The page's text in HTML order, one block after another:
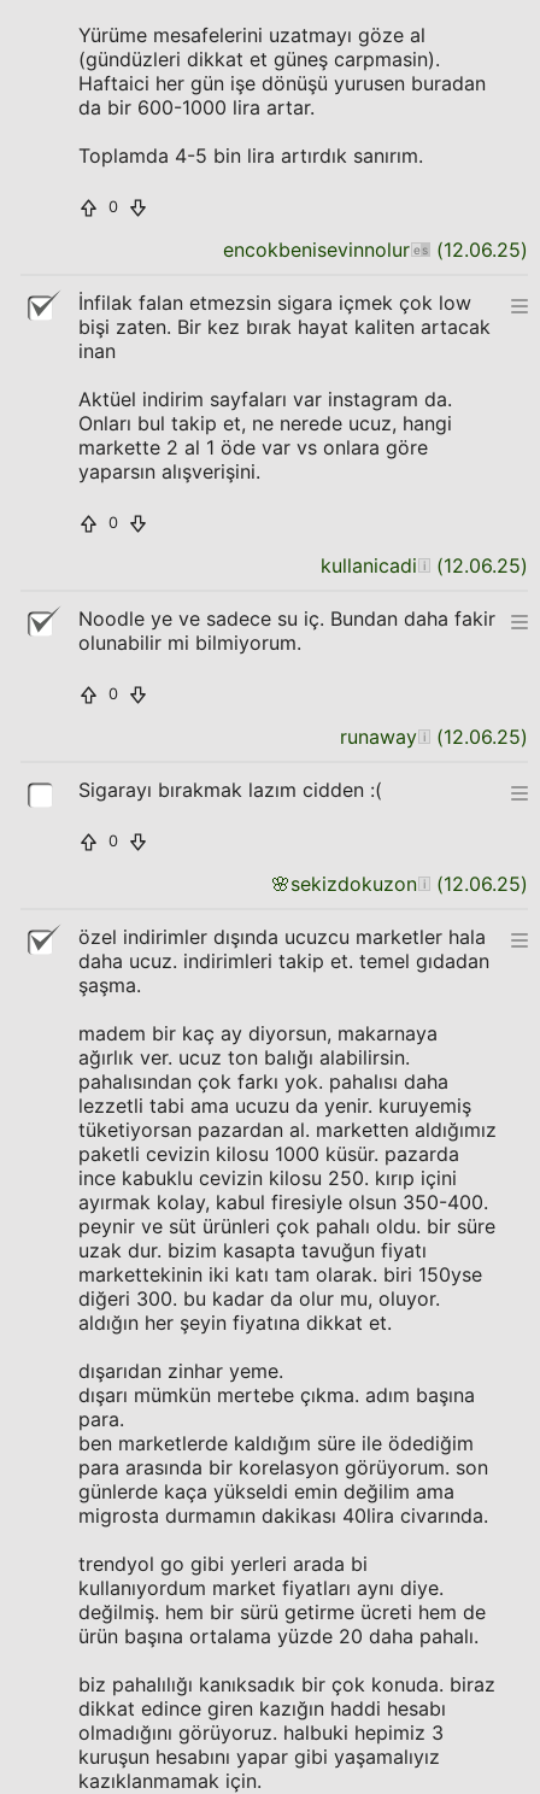
Yürüme mesafelerini uzatmayı göze al
(gündüzleri dikkat et güneş carpmasin).
Haftaici her gün işe dönüşü yurusen buradan
da bir 600-1000 lira artar.
Toplamda 4-5 bin lira artırdık sanırım.
0
encokbenisevinnolur (12.06.25)
İnfilak falan etmezsin sigara içmek çok low
bişi zaten. Bir kez bırak hayat kaliten artacak
inan
Aktüel indirim sayfaları var instagram da.
Onları bul takip et, ne nerede ucuz, hangi
markette 2 al 1 öde var vs onlara göre
yaparsın alışverişini.
0
kullanicadi (12.06.25)
Noodle ye ve sadece su iç. Bundan daha fakir
olunabilir mi bilmiyorum.
0
runaway (12.06.25)
Sigarayı bırakmak lazım cidden :(
0
🌸sekizdokuzon (12.06.25)
özel indirimler dışında ucuzcu marketler hala
daha ucuz. indirimleri takip et. temel gıdadan
şaşma.
madem bir kaç ay diyorsun, makarnaya
ağırlık ver. ucuz ton balığı alabilirsin.
pahalısından çok farkı yok. pahalısı daha
lezzetli tabi ama ucuzu da yenir. kuruyemiş
tüketiyorsan pazardan al. marketten aldığımız
paketli cevizin kilosu 1000 küsür. pazarda
ince kabuklu cevizin kilosu 250. kırıp içini
ayırmak kolay, kabul firesiyle olsun 350-400.
peynir ve süt ürünleri çok pahalı oldu. bir süre
uzak dur. bizim kasapta tavuğun fiyatı
markettekinin iki katı tam olarak. biri 150yse
diğeri 300. bu kadar da olur mu, oluyor.
aldığın her şeyin fiyatına dikkat et.
dışarıdan zinhar yeme.
dışarı mümkün mertebe çıkma. adım başına
para.
ben marketlerde kaldığım süre ile ödediğim
para arasında bir korelasyon görüyorum. son
günlerde kaça yükseldi emin değilim ama
migrosta durmamın dakikası 40lira civarında.
trendyol go gibi yerleri arada bi
kullanıyordum market fiyatları aynı diye.
değilmiş. hem bir sürü getirme ücreti hem de
ürün başına ortalama yüzde 20 daha pahalı.
biz pahalılığı kanıksadık bir çok konuda. biraz
dikkat edince giren kazığın haddi hesabı
olmadığını görüyoruz. halbuki hepimiz 3
kuruşun hesabını yapar gibi yaşamalıyız
kazıklanmamak için.